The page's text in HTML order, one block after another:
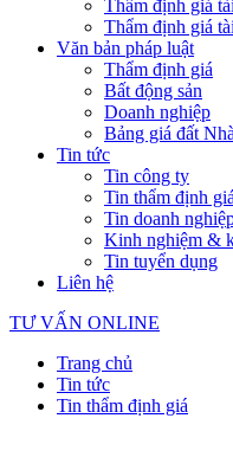
Thẩm định giá
Thẩm định giá
Văn bản pháp luật
Thẩm định giá
Bất động sản
Doanh nghiệp
Bảng giá đất
Tin tức
Tin công ty
Tin thẩm định giá
Tin doanh
Kinh nghiệm &
Tin tuyển dụng
Liên hệ
TƯ VẤN ONLINE
Trang chủ
Tin tức
Tin thẩm định giá